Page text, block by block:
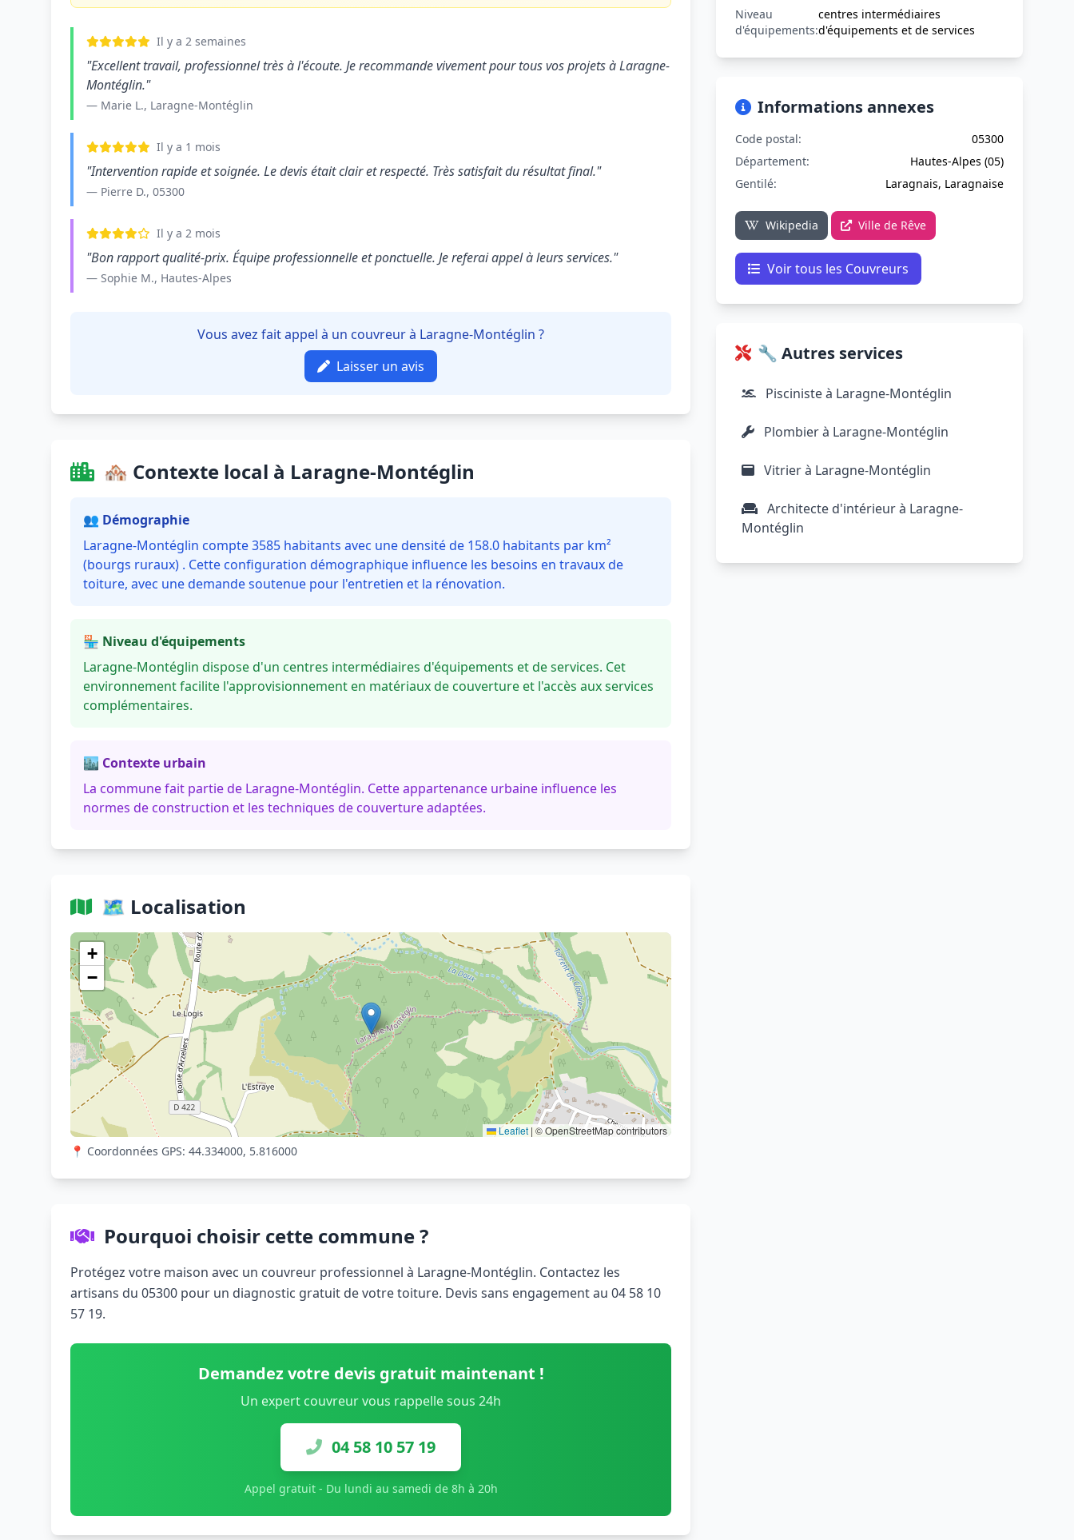
Il y a 2 semaines
"Excellent travail, professionnel très à l'écoute. Je recommande vivement pour tous vos projets à Laragne-
Montéglin."
— Marie L., Laragne-Montéglin
Il y a 1 mois
"Intervention rapide et soignée. Le devis était clair et respecté. Très satisfait du résultat final."
— Pierre D., 05300
Il y a 2 mois
"Bon rapport qualité-prix. Équipe professionnelle et ponctuelle. Je referai appel à leurs services."
— Sophie M., Hautes-Alpes
Vous avez fait appel à un couvreur à Laragne-Montéglin ?
Laisser un avis
🏘️ Contexte local à Laragne-Montéglin
👥 Démographie
Laragne-Montéglin compte 3585 habitants avec une densité de 158.0 habitants par km²
(bourgs ruraux) . Cette configuration démographique influence les besoins en travaux de
toiture, avec une demande soutenue pour l'entretien et la rénovation.
🏪 Niveau d'équipements
Laragne-Montéglin dispose d'un centres intermédiaires d'équipements et de services. Cet
environnement facilite l'approvisionnement en matériaux de couverture et l'accès aux services
complémentaires.
🏙️ Contexte urbain
La commune fait partie de Laragne-Montéglin. Cette appartenance urbaine influence les
normes de construction et les techniques de couverture adaptées.
🗺️ Localisation
+
−
Leaflet | © OpenStreetMap contributors
Voir sur OpenStreetMap
📍 Coordonnées GPS: 44.334000, 5.816000
Pourquoi choisir cette commune ?
Protégez votre maison avec un couvreur professionnel à Laragne-Montéglin. Contactez les
artisans du 05300 pour un diagnostic gratuit de votre toiture. Devis sans engagement au 04 58 10
57 19.
Demandez votre devis gratuit maintenant !
Un expert couvreur vous rappelle sous 24h
04 58 10 57 19
Appel gratuit - Du lundi au samedi de 8h à 20h
Niveau
d'équipements:
centres intermédiaires
d'équipements et de services
Informations annexes
Code postal:
05300
Département:
Hautes-Alpes (05)
Gentilé:
Laragnais, Laragnaise
Wikipedia Ville de Rêve
Voir tous les Couvreurs
🔧 Autres services
Pisciniste à Laragne-Montéglin
Plombier à Laragne-Montéglin
Vitrier à Laragne-Montéglin
Architecte d'intérieur à Laragne-
Montéglin